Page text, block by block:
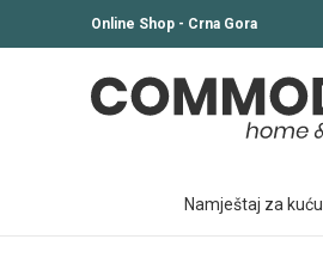
Online Shop - Crna Gora
namještaj za kuću